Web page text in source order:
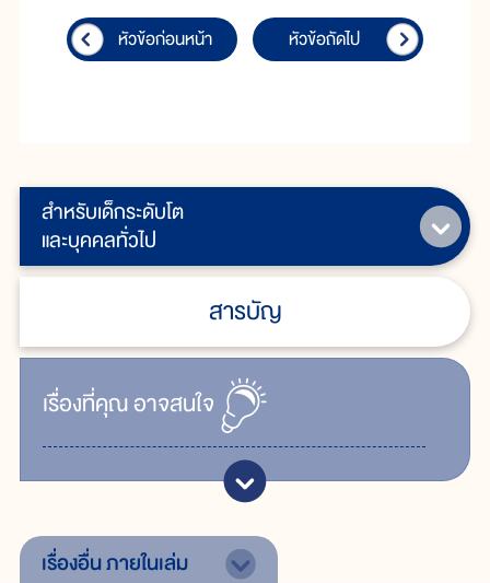
สำหรับเด็กระดับโต
และบุคคลทั่วไป
สารบัญ
เรื่ิองที่คุณอาจสนใจ
หัวข้อก่อนหน้า หัวข้อถัดไป
เรื่องอื่นภายในเล่ม